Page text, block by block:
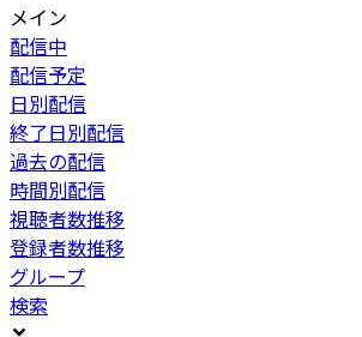
メイン
配信中
配信予定
日別配信
終了日別配信
過去の配信
時間別配信
視聴者数推移
登録者数推移
グループ
検索